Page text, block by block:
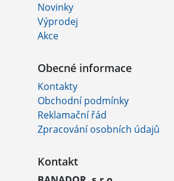
Novinky
Výprodej
Akce
Obecné informace
Kontakty
Obchodní podmínky
Reklamační řád
Zpracování osobních údajů
Kontakt